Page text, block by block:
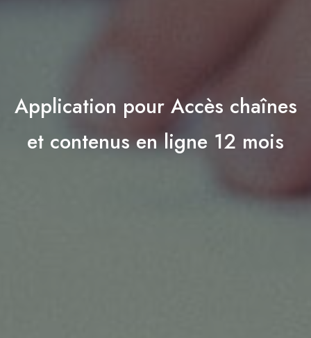
Application pour Accès chaînes
et contenus en ligne 12 mois